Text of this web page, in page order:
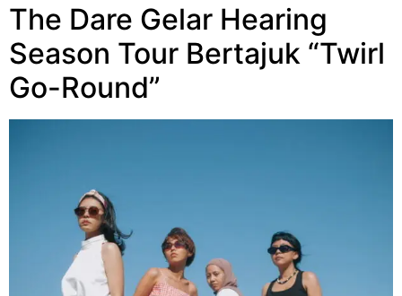
The Dare Gelar Hearing
Season Tour Bertajuk “Twirl
Go-Round”